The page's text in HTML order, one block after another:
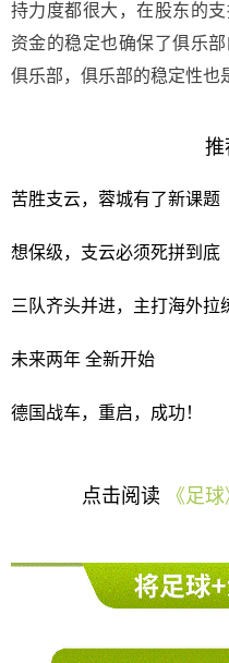
持力度都很大，在股东的
资金的稳定也确保了俱乐
俱乐部，俱乐部的稳定性也
推
苦胜支云，蓉城有了新课题
想保级，支云必须死拼到底
三队齐头并进，主打海外拉
未来两年 全新开始
德国战车，重启，成功！
点击阅读 《足